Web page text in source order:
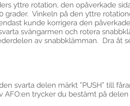
yttre rotation, den opåverkade
Vinkeln på den yttre
kunde korrigera den
svängarmen och rotera
av snabbklämman. Dra åt
svarta delen märkt ”PUSH” till
AFO:en trycker du bestämt på